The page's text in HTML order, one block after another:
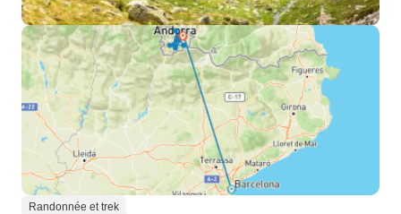
Randonnée et trek